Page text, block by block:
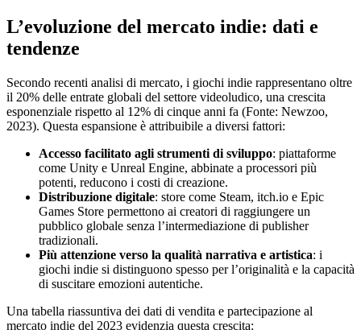
L’evoluzione del mercato indie: dati e
tendenze
Secondo recenti analisi di mercato, i giochi indie rappresentano oltre
il 20% delle entrate globali del settore videoludico, una crescita
esponenziale rispetto al 12% di cinque anni fa (Fonte: Newzoo,
2023). Questa espansione è attribuibile a diversi fattori:
Accesso facilitato agli strumenti di sviluppo: piattaforme
come Unity e Unreal Engine, abbinate a processori più
potenti, reducono i costi di creazione.
Distribuzione digitale: store come Steam, itch.io e Epic
Games Store permettono ai creatori di raggiungere un
pubblico globale senza l’intermediazione di publisher
tradizionali.
Più attenzione verso la qualità narrativa e artistica: i
giochi indie si distinguono spesso per l’originalità e la capacità
di suscitare emozioni autentiche.
Una tabella riassuntiva dei dati di vendita e partecipazione al
mercato indie del 2023 evidenzia questa crescita: